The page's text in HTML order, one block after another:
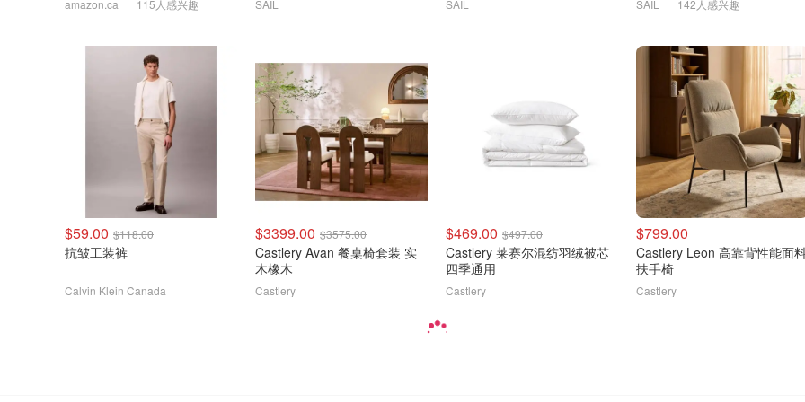
amazon.ca 115人感兴趣 SAIL SAIL SAIL 142人感兴趣
$59.00 $118.00
抗皱工装裤
Calvin Klein Canada
$3399.00 $3575.00
Castlery Avan 餐桌椅套装 实
木橡木
Castlery
$469.00 $497.00
Castlery 莱赛尔混纺羽绒被芯
四季通用
Castlery
$799.00
Castlery Leon 高靠背性能面
扶手椅
Castlery